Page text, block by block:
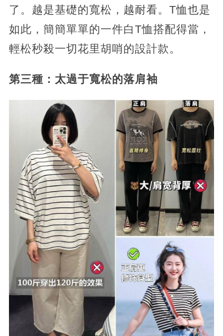
了。越是基礎的寬松，越耐看。T恤也是
如此，簡簡單單的一件白T恤搭配得當，
輕松秒殺一切花里胡哨的設計款。
第三種：太過于寬松的落肩袖